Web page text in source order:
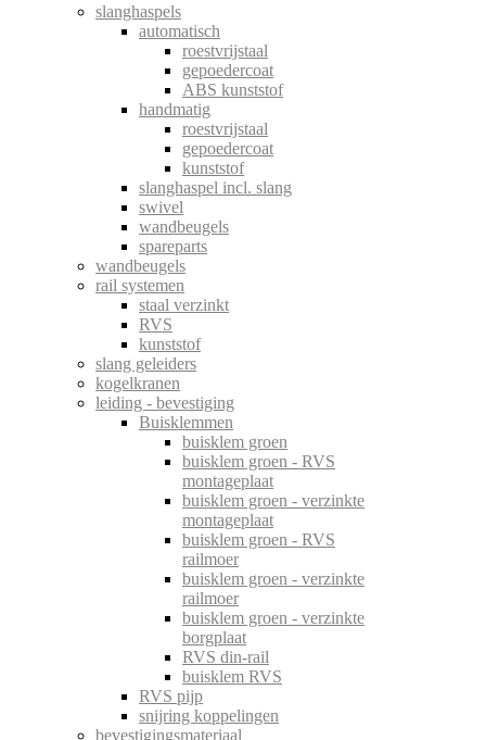
slanghaspels
automatisch
roestvrijstaal
gepoedercoat
ABS kunststof
handmatig
roestvrijstaal
gepoedercoat
kunststof
slanghaspel incl. slang
swivel
wandbeugels
spareparts
wandbeugels
rail systemen
staal verzinkt
RVS
kunststof
slang geleiders
kogelkranen
leiding - bevestiging
Buisklemmen
buisklem groen
buisklem groen - RVS
montageplaat
buisklem groen - verzinkte
montageplaat
buisklem groen - RVS
railmoer
buisklem groen - verzinkte
railmoer
buisklem groen - verzinkte
borgplaat
RVS din-rail
buisklem RVS
RVS pijp
snijring koppelingen
bevestigingsmateriaal